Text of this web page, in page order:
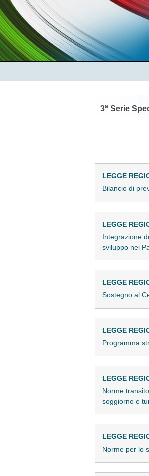
3a Serie
LEGGE
Bilancio di
LEGGE
Integrazione
sviluppo nei
LEGGE
Sostegno al
LEGGE
Programma
LEGGE
Norme
soggiorno e
LEGGE
Norme per lo